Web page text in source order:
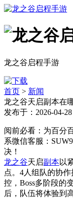
龙之谷启程手游
首页 > 新闻
龙之谷天启副本在
发布于：2026-04-28
阅前必看：为百分
系微信客服：
决！
龙之谷天启副本以
点。4人组队的协
控，Boss多阶段的
后，队伍将体验到